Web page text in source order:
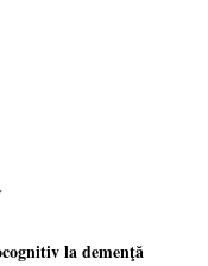
la demenţă